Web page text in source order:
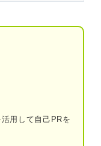
から自己PRと長所
思わせるのがゴ
用して自己PRを